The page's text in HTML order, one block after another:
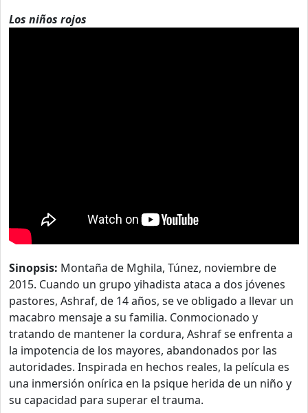
Los niños rojos
Sinopsis: Montaña de Mghila, Túnez, noviembre de
2015. Cuando un grupo yihadista ataca a dos jóvenes
pastores, Ashraf, de 14 años, se ve obligado a llevar un
macabro mensaje a su familia. Conmocionado y
tratando de mantener la cordura, Ashraf se enfrenta a
la impotencia de los mayores, abandonados por las
autoridades. Inspirada en hechos reales, la película es
una inmersión onírica en la psique herida de un niño y
su capacidad para superar el trauma.